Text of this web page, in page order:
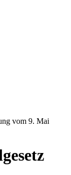
vom 9. Mai